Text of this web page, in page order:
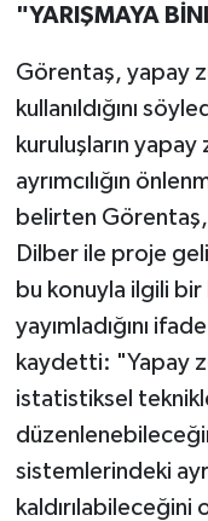
"YARIŞMAYA
Görentaş, yapay
kullanıldığını
kuruluşların
ayrımcılığın
belirten
Dilber ile proje
bu konuyla ilgili
yayımladığını
kaydetti: "Yapay
istatistiksel
sistemlerindeki